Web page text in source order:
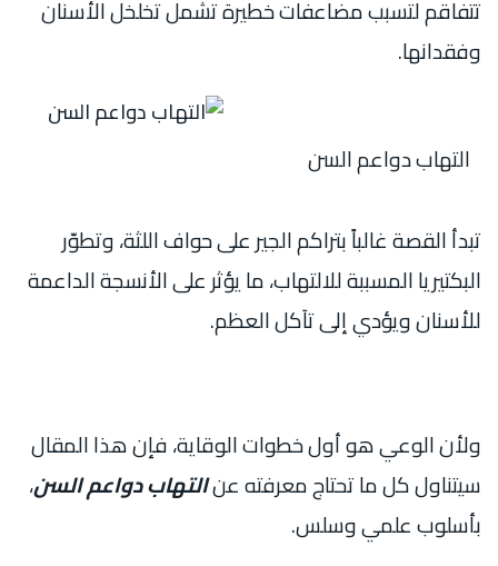
تتفاقم لتسبب مضاعفات خطيرة تشمل تخلخل الأسنان
وفقدانها.
التهاب دواعم السن
تبدأ القصة غالباً بتراكم الجير على حواف اللثة، وتطوّر
البكتيريا المسببة للالتهاب، ما يؤثر على الأنسجة الداعمة
للأسنان ويؤدي إلى تآكل العظم.
ولأن الوعي هو أول خطوات الوقاية، فإن هذا المقال
سيتناول كل ما تحتاج معرفته عنالتهاب دواعم السن،
بأسلوب علمي وسلس.